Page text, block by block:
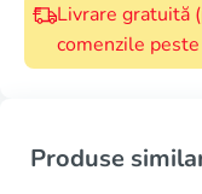
Livrare gratuită
comenzile
Produse